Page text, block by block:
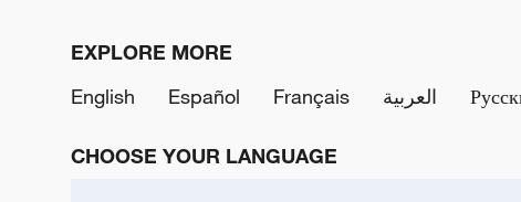
EXPLORE MORE
English
Español Français العربية
CHOOSE YOUR LANGUAGE